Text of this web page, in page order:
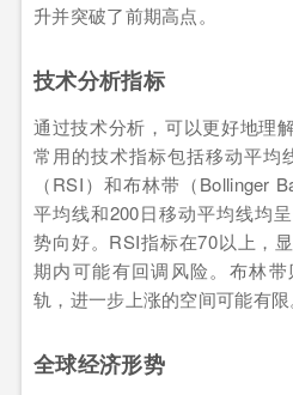
升并突破了前期高点。
技术分析指标
通过技术分析，可以更好地理
常用的技术指标包括移动平均
（RSI）和布林带（Bollinger
平均线和200日移动平均线均
势向好。RSI指标在70以上，
期内可能有回调风险。布林
轨，进一步上涨的空间可能有限
全球经济形势